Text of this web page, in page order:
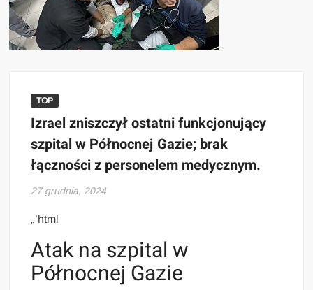
TOP
Izrael zniszczył ostatni funkcjonujący
szpital w Północnej Gazie; brak
łączności z personelem medycznym.
27 grudnia, 2024
„`html
Atak na szpital w
Północnej Gazie